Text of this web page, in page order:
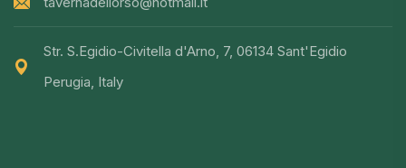
Str. S.Egidio-Civitella d'Arno, 7, 06134 Sant'Egidio
Perugia, Italy